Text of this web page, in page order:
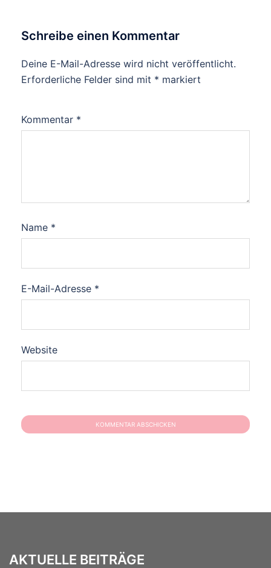
Schreibe einen Kommentar
Deine E-Mail-Adresse wird nicht veröffentlicht.
Erforderliche Felder sind mit * markiert
Kommentar *
Name *
E-Mail-Adresse *
Website
AKTUELLE BEITRÄGE